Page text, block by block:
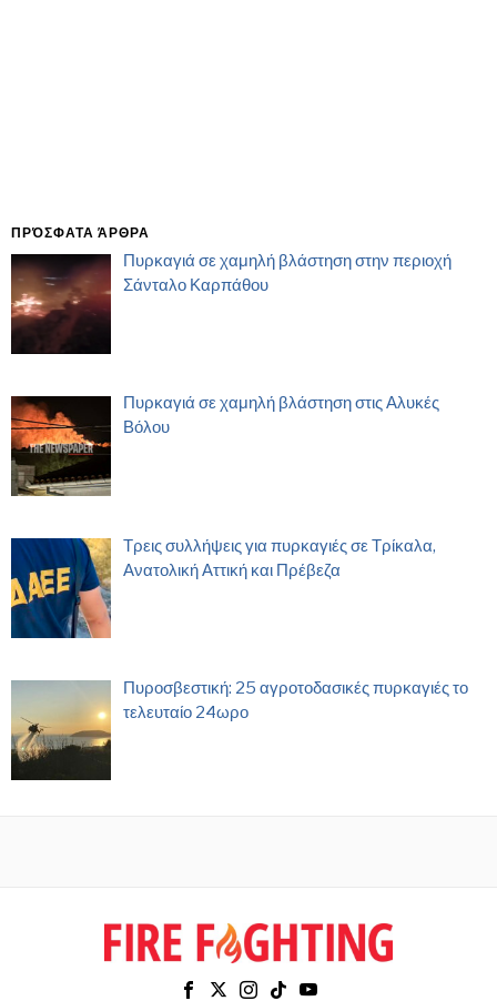
ΠΡΌΣΦΑΤΑ ΆΡΘΡΑ
Πυρκαγιά σε χαμηλή βλάστηση στην περιοχή
Σάνταλο Καρπάθου
Πυρκαγιά σε χαμηλή βλάστηση στις Αλυκές
Βόλου
Τρεις συλλήψεις για πυρκαγιές σε Τρίκαλα,
Ανατολική Αττική και Πρέβεζα
Πυροσβεστική: 25 αγροτοδασικές πυρκαγιές το
τελευταίο 24ωρο